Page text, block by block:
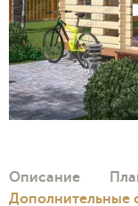
Описание
Дополнительные